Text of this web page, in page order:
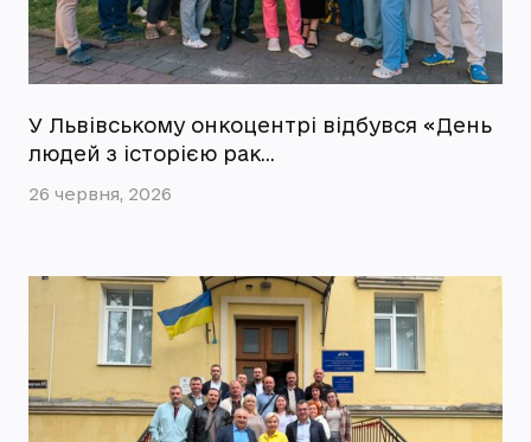
У Львівському онкоцентрі відбувся «День
людей з історією рак…
26 червня, 2026